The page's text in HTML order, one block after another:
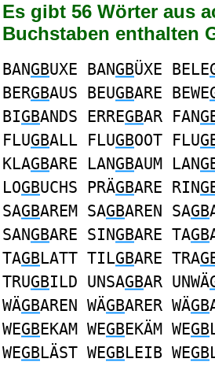
Es gibt 56 Wörter aus
Buchstaben enthalten
BANGBUXE BANGBÜXE BELE
BERGBAUS BEUGBARE BEWE
BIGBANDS ERREGBAR FAN
FLUGBALL FLUGBOOT FLU
KLAGBARE LANGBAUM LAN
LOGBUCHS PRÄGBARE RIN
SAGBAREM SAGBAREN SAGB
SANGBARE SINGBARE TAGB
TAGBLATT TILGBARE TRA
TRUGBILD UNSAGBAR UNWÄ
WÄGBAREN WÄGBARER WÄGB
WEGBEKAM WEGBEKÄM WEGB
WEGBLÄST WEGBLEIB WEGB